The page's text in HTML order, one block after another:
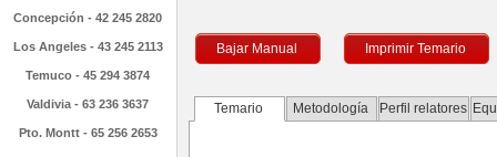
Concepción - 42 245 2820
Los Angeles - 43 245 2113
Temuco - 45 294 3874
Valdivia - 63 236 3637
Pto. Montt - 65 256 2653
Bajar Manual Imprimir Temario
Temario Metodología Perfil relatores